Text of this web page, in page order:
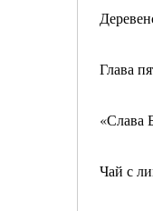
Глава
«Слава
Чай с